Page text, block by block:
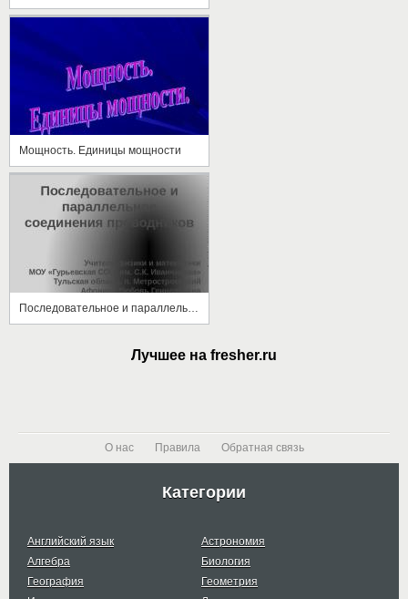
Мощность. Единицы мощности
Лучшее на fresher.ru
О нас Правила Обратная связь
Категории
Английский язык
Астрономия
Алгебра
Биология
География
Геометрия